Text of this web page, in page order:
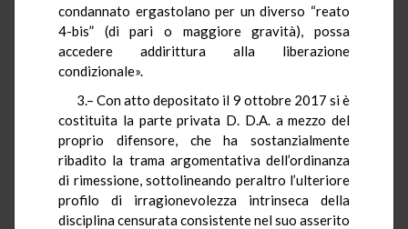
condannato ergastolano per un diverso “reato
4-bis” (di pari o maggiore gravità), possa
accedere addirittura alla liberazione
condizionale».
3.– Con atto depositato il 9 ottobre 2017 si è
costituita la parte privata D. D.A. a mezzo del
proprio difensore, che ha sostanzialmente
ribadito la trama argomentativa dell’ordinanza
di rimessione, sottolineando peraltro l’ulteriore
profilo di irragionevolezza intrinseca della
disciplina censurata consistente nel suo asserito